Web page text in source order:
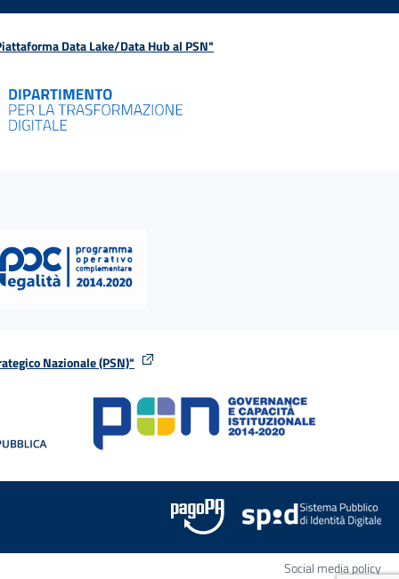
Data Lake/Data Hub al PSN"
Nazionale (PSN)"
stessa finestra
Social media policy